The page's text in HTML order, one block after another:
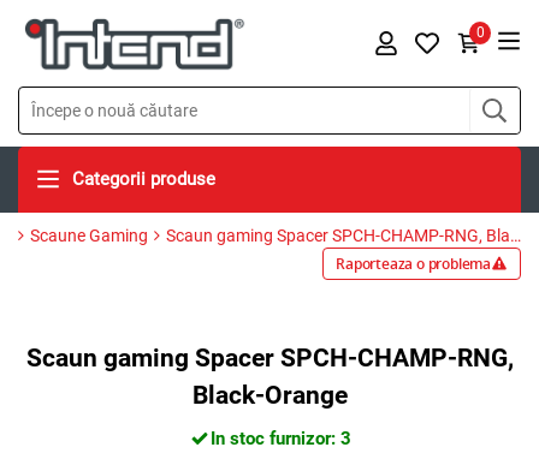
0
Categorii produse
Scaune Gaming Scaun gaming Spacer SPCH-CHAMP-RNG, Black-Orange
Raporteaza o problema
Scaun gaming Spacer SPCH-CHAMP-RNG,
Black-Orange
In stoc furnizor: 3